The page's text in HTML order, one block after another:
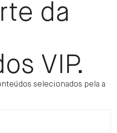
da
VIP.
selecionados pela a